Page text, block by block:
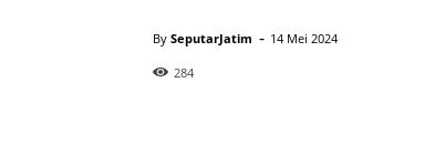
By SeputarJatim - 14 Mei 2024
284